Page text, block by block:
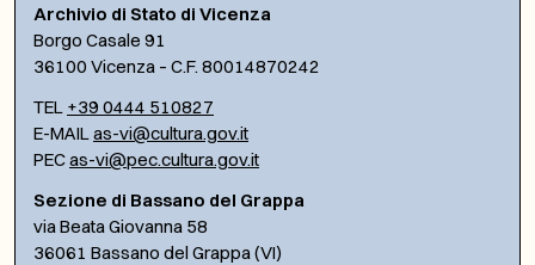
Archivio di Stato di Vicenza
Borgo Casale 91
36100 Vicenza – C.F. 80014870242
TEL +39 0444 510827
E-MAILas-vi@cultura.gov.it
PECas-vi@pec.cultura.gov.it
Sezione di Bassano del Grappa
via Beata Giovanna 58
36061 Bassano del Grappa (VI)